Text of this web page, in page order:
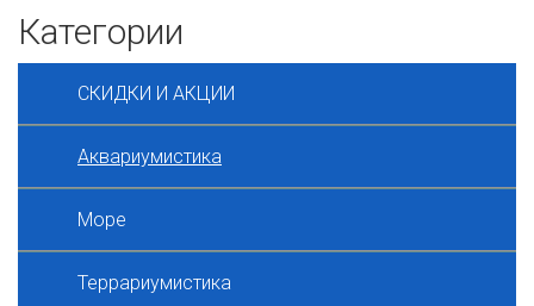
Категории
СКИДКИ И АКЦИИ
Аквариумистика
Море
Террариумистика